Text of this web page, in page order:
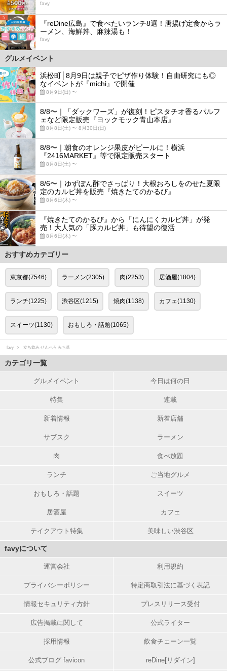
favy
5
『reDine広島』で食べたいランチ8選！唐揚げ定食からラ
ーメン、海鮮丼、麻辣湯も！
favy
グルメイベント
浜松町│8月9日は親子でピザ作り体験！自由研究にも◎
なイベントが『michi』で開催
8月9日(日) 〜
8/8〜｜「ダックワーズ」が復刻！ピスタチオ香るパルフ
ェなど限定販売『ヨックモック青山本店』
8月8日(土) 〜 8月30日(日)
8/8〜｜朝食のオレンジ果皮がビールに！横浜
『2416MARKET』等で限定販売スタート
8月8日(土) 〜
8/6〜｜ゆずぽん酢でさっぱり！大根おろしをのせた夏限
定のカルビ丼を販売『焼きたてのかるび』
8月6日(木) 〜
『焼きたてのかるび』から「にんにくカルビ丼」が発
売！大人気の「豚カルビ丼」も待望の復活
8月6日(木) 〜
おすすめカテゴリー
東京都(7546) ラーメン(2305) 肉(2253) 居酒屋(1804)
ランチ(1225) 渋谷区(1215) 焼肉(1138) カフェ(1130)
スイーツ(1130) おもしろ・話題(1065)
favy 立ち飲み せんべろ みち草
カテゴリ一覧
グルメイベント 今日は何の日
特集 連載
新着情報 新着店舗
サブスク ラーメン
肉 食べ放題
ランチ ご当地グルメ
おもしろ・話題 スイーツ
居酒屋 カフェ
テイクアウト特集 美味しい渋谷区
favyについて
運営会社 利用規約
プライバシーポリシー 特定商取引法に基づく表記
情報セキュリティ方針 プレスリリース受付
広告掲載に関して 公式ライター
採用情報 飲食チェーン一覧
公式ブログ favicon reDine[リダイン]